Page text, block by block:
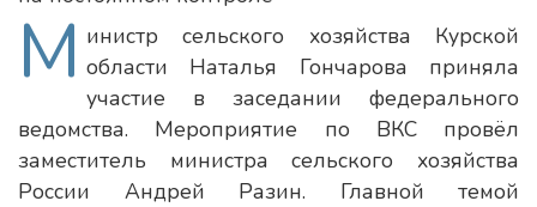
М инистр сельского хозяйства Курской
области Наталья Гончарова приняла
участие в заседании федерального
ведомства. Мероприятие по ВКС провёл
заместитель министра сельского хозяйства
России Андрей Разин. Главной темой